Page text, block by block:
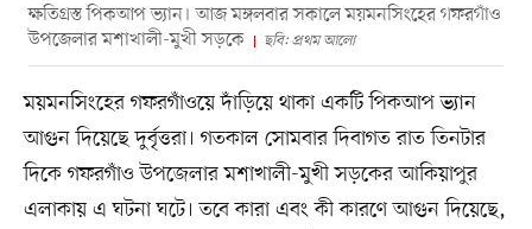
ক্ষতিগ্রস্ত পিকআপ ভ্যান। আজ মঙ্গলবার সকালে ময়মনসিংহের গফরগাঁও
উপজেলার মশাখালী-মুখী সড়কে
ছবি: প্রথম আলো
ময়মনসিংহের গফরগাঁওয়ে দাঁড়িয়ে থাকা একটি পিকআপ ভ্যান
আগুন দিয়েছে দুর্বৃত্তরা। গতকাল সোমবার দিবাগত রাত তিনটার
দিকে গফরগাঁও উপজেলার মশাখালী-মুখী সড়কের আকিয়াপুর
এলাকায় এ ঘটনা ঘটে। তবে কারা এবং কী কারণে আগুন দিয়েছে,